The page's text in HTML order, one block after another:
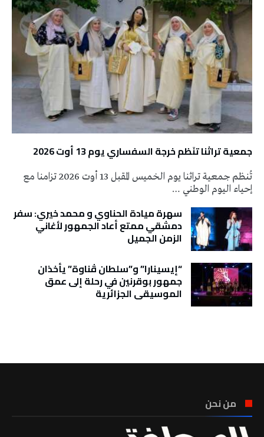
جمعية تراثنا تنَظم خرجة السفساري يوم 13 أوت 2026
تُنظم جمعية تراثنا يوم الخميس المقبل 13 أوت 2026 تزامنا مع
إحياء اليوم الوطني …
سهرة ميادة الحناوي و محمد خيري: سفر
دمشقي ممتع أعاد الجمهور لأغاني
الزمن الجميل
“إيسينارا” و”سلطان ڤناوة” يأخذان
جمهور بوقرنين في رحلة إلى عمق
الموسيقى الجزائرية
من نحن